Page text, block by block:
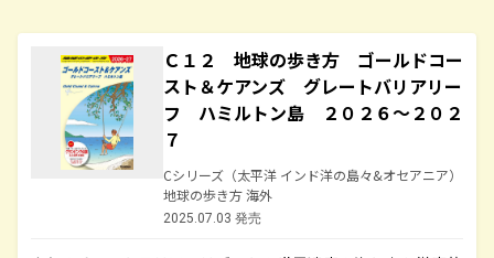
Ｃ１２ 地球の歩き方 ゴールドコー
スト＆ケアンズ グレートバリアリー
フ ハミルトン島 ２０２６～２０２
７
Cシリーズ（太平洋 インド洋の島々&オセアニア）
地球の歩き方 海外
2025.07.03 発売